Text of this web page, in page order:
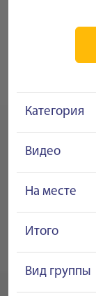
Категория
Видео
На месте
Итого
Вид группы